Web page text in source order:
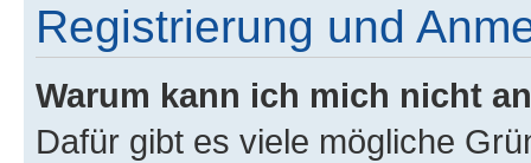
Registrierung und
Warum kann ich mich nicht
Dafür gibt es viele mögliche